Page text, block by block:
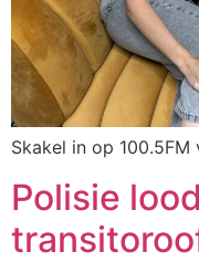
Skakel in op 100.5FM
Polisie